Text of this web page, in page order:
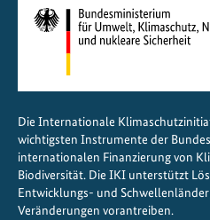
Die Internationale
wichtigsten Instrumente der
internationalen Finanzierung von
Biodiversität. Die IKI unterstützt
Entwicklungs- und
Veränderungen vorantreiben.